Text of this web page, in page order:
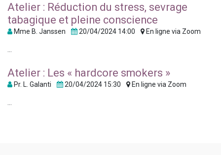
Atelier : Réduction du stress, sevrage
tabagique et pleine conscience
Mme B. Janssen 20/04/2024 14:00 En ligne via Zoom
Atelier : Les « hardcore smokers »
Pr. L. Galanti 20/04/2024 15:30 En ligne via Zoom